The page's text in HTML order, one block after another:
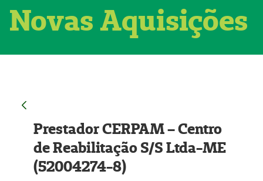
Novas Aquisições
Prestador CERPAM – Centro
de Reabilitação S/S Ltda-ME
(52004274-8)